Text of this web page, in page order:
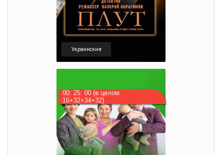
Украинские
00: 25: 00 (в целом
16+32+34+32)